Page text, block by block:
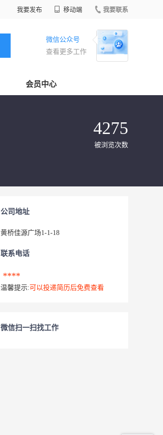
我要发布 移动端 我要联系
微信公众号
查看更多工作
会员中心
4275
被浏览次数
公司地址
黄桥佳源广场1-1-18
联系电话
****
温馨提示: 可以投递简历后免费查看
微信扫一扫找工作